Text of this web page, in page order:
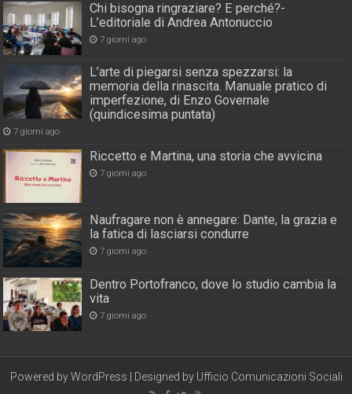
Chi bisogna ringraziare? E perché?-
L’editoriale di Andrea Antonuccio
7 giorni ago
L’arte di piegarsi senza spezzarsi: la
memoria della rinascita. Manuale pratico di
imperfezione, di Enzo Governale
(quindicesima puntata)
7 giorni ago
Riccetto e Martina, una storia che avvicina
7 giorni ago
Naufragare non è annegare: Dante, la grazia e
la fatica di lasciarsi condurre
7 giorni ago
Dentro Portofranco, dove lo studio cambia la
vita
7 giorni ago
Powered byWordPress | Designed by Ufficio Comunicazioni Sociali